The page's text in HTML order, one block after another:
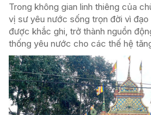
Trong không gian linh thiêng của
vị sư yêu nước sống trọn đời vì đạo
được khắc ghi, trở thành nguồn
thống yêu nước cho các thế hệ